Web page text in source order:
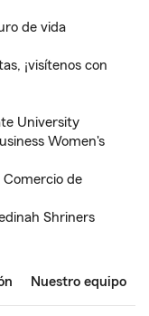
de vida
¡visítenos con
University
Women's
Comercio de
Shriners
Nuestro equipo